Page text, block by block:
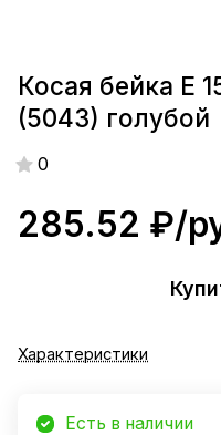
Косая бейка Е
(5043) голубой
0
285.52 ₽/
Характеристики
Есть в наличии